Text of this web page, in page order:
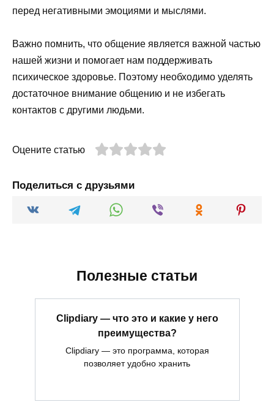
перед негативными эмоциями и мыслями.
Важно помнить, что общение является важной частью
нашей жизни и помогает нам поддерживать
психическое здоровье. Поэтому необходимо уделять
достаточное внимание общению и не избегать
контактов с другими людьми.
Оцените статью
Поделиться с друзьями
Полезные статьи
Clipdiary — что это и какие у него
преимущества?
Clipdiary — это программа, которая
позволяет удобно хранить